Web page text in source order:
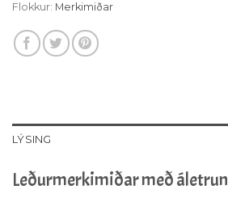
Flokkur: Merkimiðar
LÝSING
Leðurmerkimiðar með áletrun